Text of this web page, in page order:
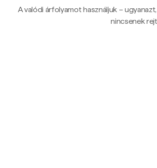
A valódi árfolyamot használjuk –
nincsenek